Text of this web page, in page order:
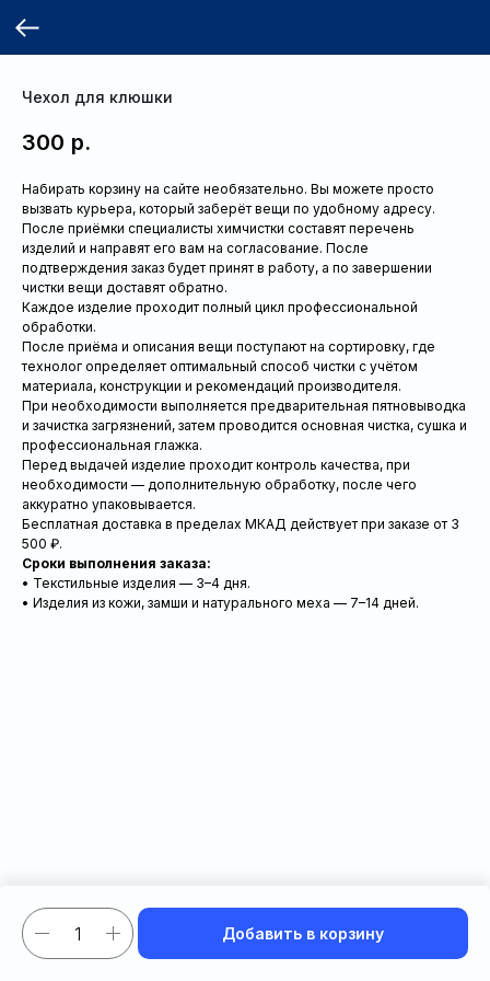
Чехол для клюшки
300 р.
Добавить в корзину
Набирать корзину на сайте необязательно. Вы можете просто
вызвать курьера, который заберёт вещи по удобному адресу.
После приёмки специалисты химчистки составят перечень
изделий и направят его вам на согласование. После
подтверждения заказ будет принят в работу, а по завершении
чистки вещи доставят обратно.
Каждое изделие проходит полный цикл профессиональной
обработки.
После приёма и описания вещи поступают на сортировку, где
технолог определяет оптимальный способ чистки с учётом
материала, конструкции и рекомендаций производителя.
При необходимости выполняется предварительная пятновыводка
и зачистка загрязнений, затем проводится основная чистка, сушка и
профессиональная глажка.
Перед выдачей изделие проходит контроль качества, при
необходимости — дополнительную обработку, после чего
аккуратно упаковывается.
Бесплатная доставка в пределах МКАД действует при заказе от 3
500 ₽.
Сроки выполнения заказа:
• Текстильные изделия — 3–4 дня.
• Изделия из кожи, замши и натурального меха — 7–14 дней.